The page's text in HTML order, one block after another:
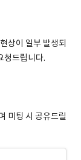
상이 일부 발생되
청드립니다.
미팅 시 공유드릴